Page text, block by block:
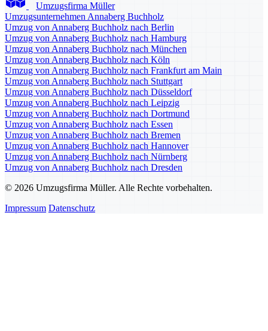
Umzugsfirma Müller
Umzugsunternehmen Annaberg Buchholz
Umzug von Annaberg Buchholz nach Berlin
Umzug von Annaberg Buchholz nach Hamburg
Umzug von Annaberg Buchholz nach München
Umzug von Annaberg Buchholz nach Köln
Umzug von Annaberg Buchholz nach Frankfurt am Main
Umzug von Annaberg Buchholz nach Stuttgart
Umzug von Annaberg Buchholz nach Düsseldorf
Umzug von Annaberg Buchholz nach Leipzig
Umzug von Annaberg Buchholz nach Dortmund
Umzug von Annaberg Buchholz nach Essen
Umzug von Annaberg Buchholz nach Bremen
Umzug von Annaberg Buchholz nach Hannover
Umzug von Annaberg Buchholz nach Nürnberg
Umzug von Annaberg Buchholz nach Dresden
© 2026 Umzugsfirma Müller. Alle Rechte vorbehalten.
Impressum Datenschutz